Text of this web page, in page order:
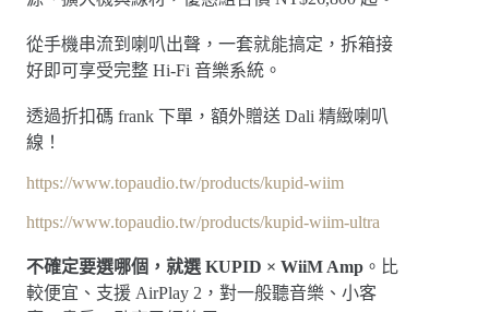
從手機串流到喇叭出聲，一套就能搞定，拆箱接
好即可享受完整 Hi-Fi 音樂系統。
透過折扣碼 frank 下單，額外贈送 Dali 精緻喇叭
線！
https://www.topaudio.tw/products/kupid-wiim
https://www.topaudio.tw/products/kupid-wiim-ultra
不確定要選哪個，就選 KUPID × WiiM Amp 。比
較便宜、支援 AirPlay 2，對一般聽音樂、小客